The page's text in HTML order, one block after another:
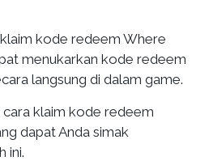
kode redeem Where
menukarkan kode redeem
langsung di dalam game.
klaim kode redeem
dapat Anda simak
ini.